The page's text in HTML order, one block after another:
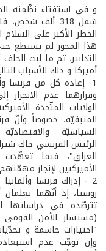
و في استفتاء نظّمته
الخطر الأكبر على السلام
هذا المحور لم يستطع
التدابير، ثم ما لبث
أميركا و ذلك للأسباب
1­- إعادة كل من فرنسا
وقرارهما عدم
الولايات المتّحدة
المتبقيّة، خصوصاً وأنّ
السياسيّة
الرئيس الفرنسي جاك
العراق"، فيما
الأميركيين لإنجاز
2­ - إدراك فرنسا
روسيا، إذ أنّهما
تترصّده في دراساتها
"اختيارات حاسمة و
وإن توجّب عدم